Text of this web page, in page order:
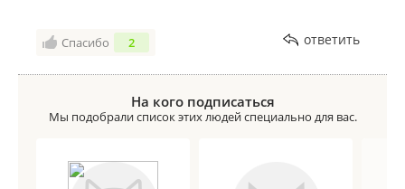
Спасибо 2 ответить
На кого подписаться
Мы подобрали список этих людей специально для вас.